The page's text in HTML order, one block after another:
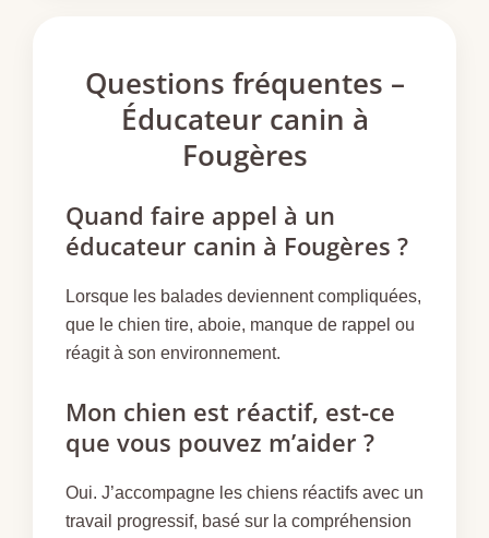
Questions fréquentes –
Éducateur canin à
Fougères
Quand faire appel à un
éducateur canin à Fougères ?
Lorsque les balades deviennent compliquées,
que le chien tire, aboie, manque de rappel ou
réagit à son environnement.
Mon chien est réactif, est-ce
que vous pouvez m’aider ?
Oui. J’accompagne les chiens réactifs avec un
travail progressif, basé sur la compréhension